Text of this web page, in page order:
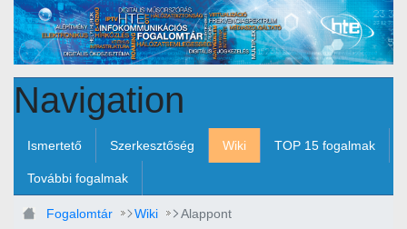
Skip to Main Content
Navigation
Ismertető Szerkesztőség Wiki TOP 15 fogalmak
További fogalmak
Fogalomtár Wiki Alappont